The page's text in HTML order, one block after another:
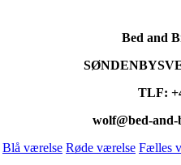
Bed and
TLF:
wolf@bed-
Blå værelse Røde værelse Fælles